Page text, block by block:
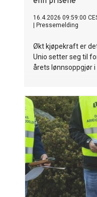
16.4.2026 09:59:00
Pressemelding
Økt kjøpekraft er
Unio setter seg til
årets lønnsoppgjør i